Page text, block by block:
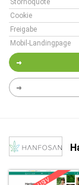
Stornoquote
Cookie
Freigabe
Mobil-Landingpage